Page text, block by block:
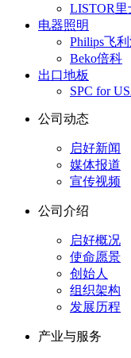
LISTOR
电器照明
Philips飞
Beko倍科
出口地板
SPC for
公司动态
启好新闻
媒体报道
宣传视频
公司介绍
启好概况
使命愿景
创始人
组织架构
发展历程
产业与服务